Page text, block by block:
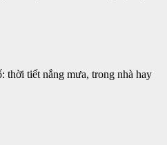
thời tiết nắng mưa, trong nhà hay